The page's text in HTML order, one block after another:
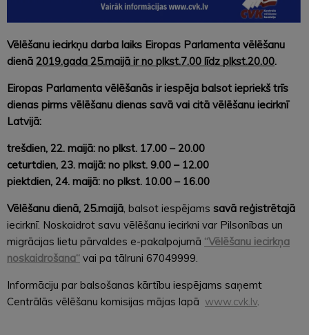
Vēlēšanu iecirkņu darba laiks Eiropas Parlamenta vēlēšanu
dienā 2019.gada 25.maijā ir no plkst.7.00 līdz plkst.20.00.
Eiropas Parlamenta vēlēšanās ir iespēja balsot iepriekš trīs
dienas pirms vēlēšanu dienas savā vai citā vēlēšanu iecirknī
Latvijā:
trešdien, 22. maijā: no plkst. 17.00 – 20.00
ceturtdien, 23. maijā: no plkst. 9.00 – 12.00
piektdien, 24. maijā: no plkst. 10.00 – 16.00
Vēlēšanu dienā, 25.maijā , balsot iespējams savā reģistrētajā
iecirknī. Noskaidrot savu vēlēšanu iecirkni var Pilsonības un
migrācijas lietu pārvaldes e-pakalpojumā “Vēlēšanu iecirkņa
noskaidrošana“ vai pa tālruni 67049999.
Informāciju par balsošanas kārtību iespējams saņemt
Centrālās vēlēšanu komisijas mājas lapā www.cvk.lv.